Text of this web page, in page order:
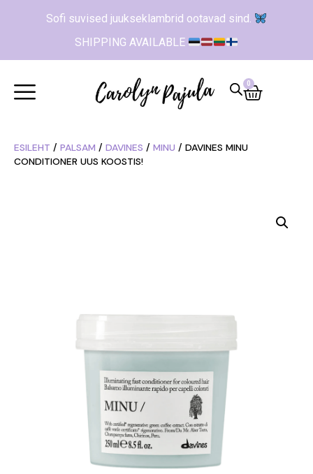
Sofi suvised juukseklambrid ootavad sind.
SHIPPING AVAILABLE
0
ESILEHT / PALSAM / DAVINES / MINU / DAVINES MINU
CONDITIONER UUS KOOSTIS!